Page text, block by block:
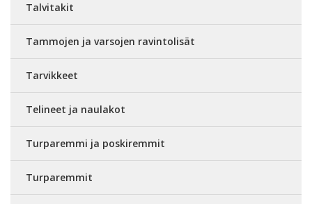
Talvitakit
Tammojen ja varsojen ravintolisät
Tarvikkeet
Telineet ja naulakot
Turparemmi ja poskiremmit
Turparemmit